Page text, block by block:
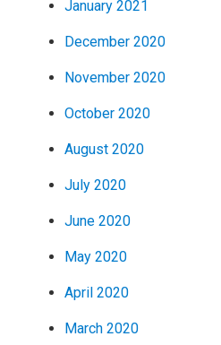
January 2021
December 2020
November 2020
October 2020
August 2020
July 2020
June 2020
May 2020
April 2020
March 2020